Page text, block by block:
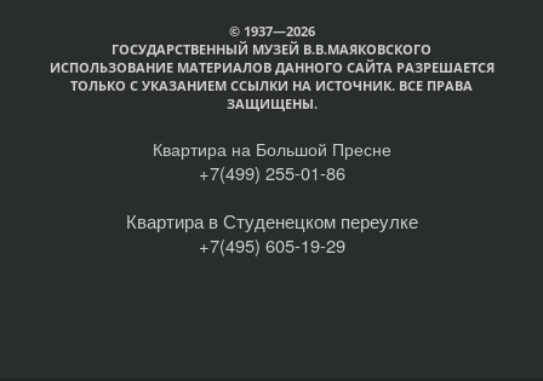
© 1937—2026
ГОСУДАРСТВЕННЫЙ МУЗЕЙ В.В.МАЯКОВСКОГО
ИСПОЛЬЗОВАНИЕ МАТЕРИАЛОВ ДАННОГО САЙТА РАЗРЕШАЕТСЯ
ТОЛЬКО С УКАЗАНИЕМ ССЫЛКИ НА ИСТОЧНИК. ВСЕ ПРАВА
ЗАЩИЩЕНЫ.
Квартира на Большой Пресне
+7(499) 255-01-86
Квартира в Студенецком переулке
+7(495) 605-19-29